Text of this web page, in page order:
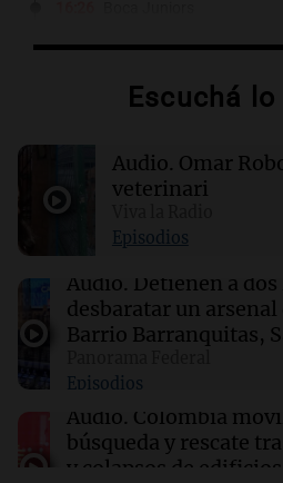
los octavos de final de la
El Tribunal Supremo de
Yabloko, el único partido
en Ucrania
16:13
Trump extiende permiso
energía y fertilizantes
Argentino en Colombia:
levantó de la cama y no
corriendo"
Escuchá
Audio. Omar
veterinari
Episodios
Audio. Detienen a
desbaratar un arsenal
Barrio Barranquitas,
Episodios
Audio. Colombia
búsqueda y rescate
y colapsos de edificios